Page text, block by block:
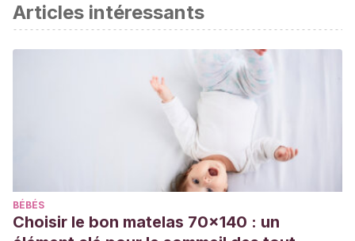
Articles intéressants
BÉBÉS
Choisir le bon matelas 70x140 : un